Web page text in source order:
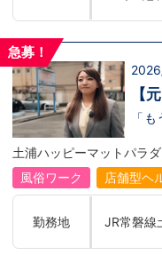
届け
だと
でき
急募！
【
職
「
す。
主任
が、
も
た。
って
で。
土浦ハッピーマットパラ
風俗ワーク
店舗型ヘ
勤務地 JR常磐線